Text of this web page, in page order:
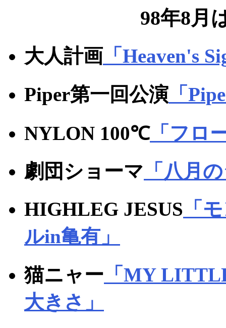
98年8月
大人計画 「Heaven's
Piper第一回公演 「
NYLON 100℃「フロ
劇団ショーマ 「八月
HIGHLEG JESUS 「
ルin亀有」
猫ニャー 「MY
大きさ」